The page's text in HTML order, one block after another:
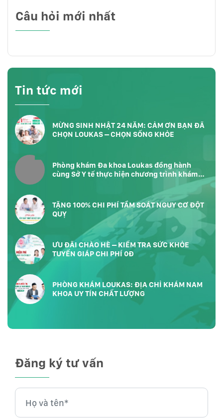
Câu hỏi mới nhất
Tin tức mới
MỪNG SINH NHẬT 24 NĂM: CẢM ƠN BẠN ĐÃ
CHỌN LOUKAS – CHỌN SỐNG KHỎE
Phòng khám Đa khoa Loukas đồng hành
cùng Sở Y tế thực hiện chương trình khám
TẶNG 100% CHI PHÍ TẦM SOÁT NGUY CƠ ĐỘT
QUỴ
ƯU ĐÃI CHÀO HÈ – KIỂM TRA SỨC KHỎE
TUYẾN GIÁP CHI PHÍ 0Đ
PHÒNG KHÁM LOUKAS: ĐỊA CHỈ KHÁM NAM
KHOA UY TÍN CHẤT LƯỢNG
Đăng ký tư vấn